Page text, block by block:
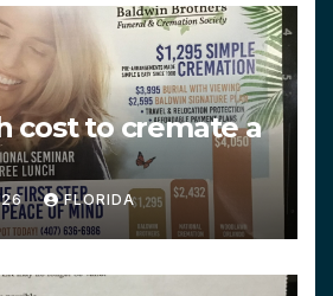
cost to cremate a
FLORIDA